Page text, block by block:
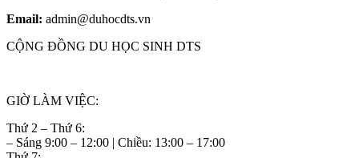
Email: admin@duhocdts.vn
CỘNG ĐỒNG DU HỌC SINH DTS
GIỜ LÀM VIỆC:
Thứ 2 – Thứ 6:
– Sáng 9:00 – 12:00 | Chiều: 13:00 – 17:00